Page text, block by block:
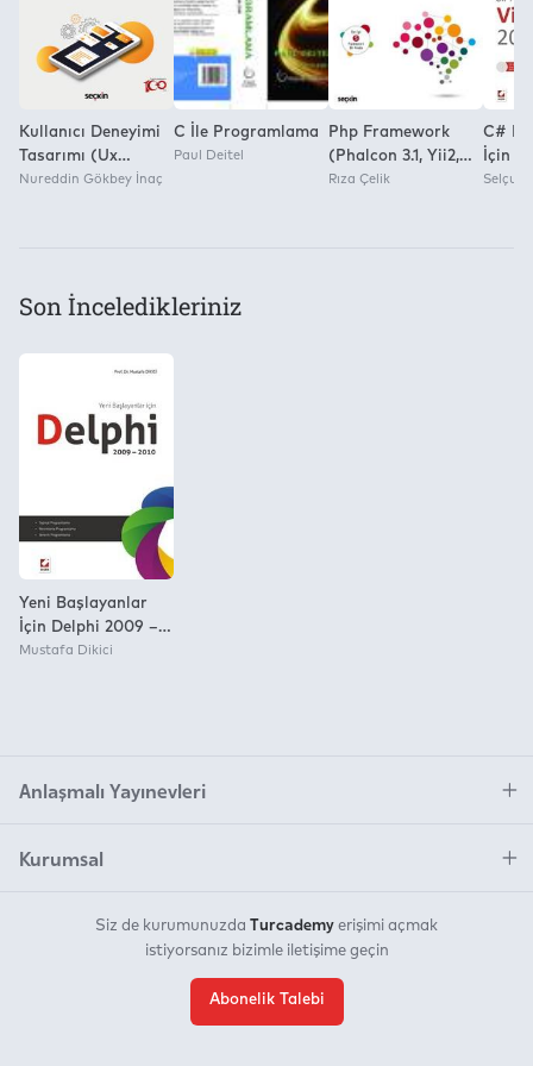
Kullanıcı Deneyimi
Tasarımı (Ux
Tasarımı) Nasıl
Nureddin Gökbey İnaç
C İle Programlama
Paul Deitel
Php Framework
(Phalcon 3.1, Yii2,
Fuelphp 1.8,
Rıza Çelik
C#
İçin
2012
Selçuk
Son İnceledikleriniz
Yeni Başlayanlar
İçin Delphi 2009 –
2010
Mustafa Dikici
Anlaşmalı Yayınevleri
Kurumsal
Siz de kurumunuzda Turcademy erişimi açmak
istiyorsanız bizimle iletişime geçin
Abonelik Talebi